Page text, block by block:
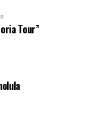
Tour”